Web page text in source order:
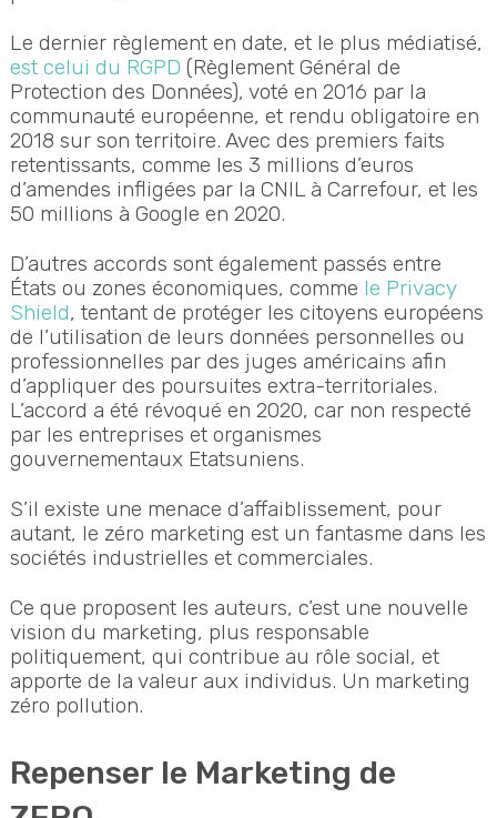
Le dernier règlement en date, et le plus médiatisé,
est celui du RGPD (Règlement Général de
Protection des Données), voté en 2016 par la
communauté européenne, et rendu obligatoire en
2018 sur son territoire. Avec des premiers faits
retentissants, comme les 3 millions d’euros
d’amendes infligées par la CNIL à Carrefour, et les
50 millions à Google en 2020.
D’autres accords sont également passés entre
États ou zones économiques, comme le Privacy
Shield, tentant de protéger les citoyens européens
de l’utilisation de leurs données personnelles ou
professionnelles par des juges américains afin
d’appliquer des poursuites extra-territoriales.
L’accord a été révoqué en 2020, car non respecté
par les entreprises et organismes
gouvernementaux Etatsuniens.
S’il existe une menace d’affaiblissement, pour
autant, le zéro marketing est un fantasme dans les
sociétés industrielles et commerciales.
Ce que proposent les auteurs, c’est une nouvelle
vision du marketing, plus responsable
politiquement, qui contribue au rôle social, et
apporte de la valeur aux individus. Un marketing
zéro pollution.
Repenser le Marketing de